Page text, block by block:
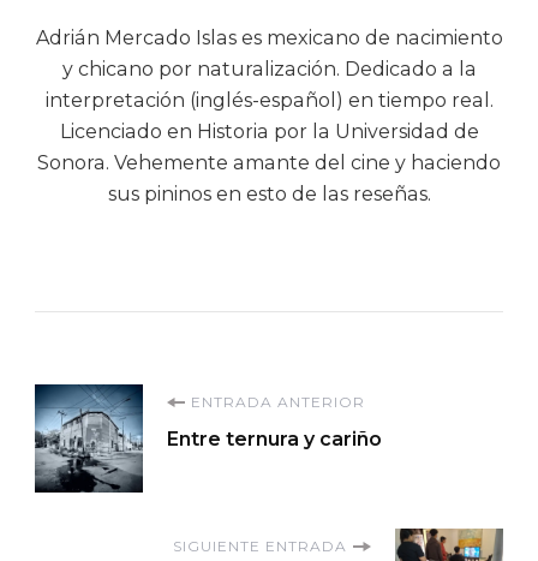
Adrián Mercado Islas es mexicano de nacimiento
y chicano por naturalización. Dedicado a la
interpretación (inglés-español) en tiempo real.
Licenciado en Historia por la Universidad de
Sonora. Vehemente amante del cine y haciendo
sus pininos en esto de las reseñas.
Navegación
de
entradas
ENTRADA ANTERIOR
Entre ternura y cariño
SIGUIENTE ENTRADA